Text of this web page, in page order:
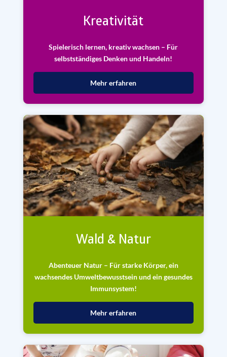
Kreativität
Spielerisch lernen, kreativ wachsen – Für
selbstständiges Denken und Handeln!
Mehr erfahren
Wald & Natur
Abenteuer Natur – Für starke Körper, ein
wachsendes Umweltbewusstsein und ein gesundes
Immunsystem!
Mehr erfahren